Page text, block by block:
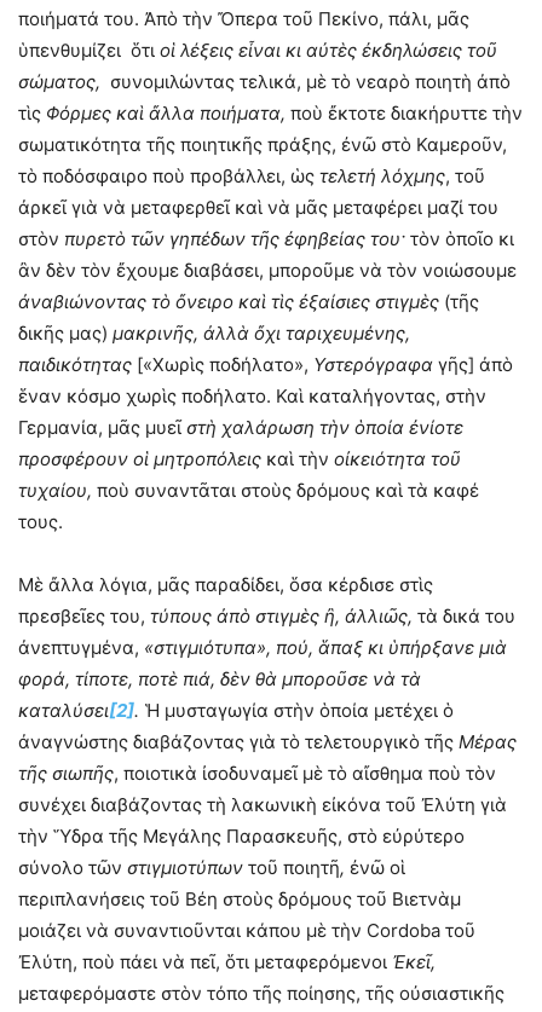
ποιήματά του. Ἀπὸ τὴν Ὄπερα τοῦ Πεκίνο, πάλι, μᾶς
ὑπενθυμίζει ὅτι οἱ λέξεις εἶναι κι αὐτὲς ἐκδηλώσεις τοῦ
σώματος, συνομιλώντας τελικά, μὲ τὸ νεαρὸ ποιητὴ ἀπὸ
τὶς Φόρμες καὶ ἄλλα ποιήματα, ποὺ ἔκτοτε διακήρυττε τὴν
σωματικότητα τῆς ποιητικῆς πράξης, ἐνῶ στὸ Καμεροῦν,
τὸ ποδόσφαιρο ποὺ προβάλλει, ὡς τελετή λόχμης, τοῦ
ἀρκεῖ γιὰ νὰ μεταφερθεῖ καὶ νὰ μᾶς μεταφέρει μαζί του
στὸν πυρετὸ τῶν γηπέδων τῆς ἐφηβείας του· τὸν ὁποῖο κι
ἂν δὲν τὸν ἔχουμε διαβάσει, μποροῦμε νὰ τὸν νοιώσουμε
ἀναβιώνοντας τὸ ὄνειρο καὶ τὶς ἐξαίσιες στιγμὲς (τῆς
δικῆς μας) μακρινῆς, ἀλλὰ ὄχι ταριχευμένης,
παιδικότητας [«Χωρὶς ποδήλατο», Υστερόγραφα γῆς] ἀπὸ
ἕναν κόσμο χωρὶς ποδήλατο. Καὶ καταλήγοντας, στὴν
Γερμανία, μᾶς μυεῖστὴ χαλάρωση τὴν ὁποία ἐνίοτε
προσφέρουν οἱ μητροπόλεις καὶ τὴν οἰκειότητα τοῦ
τυχαίου, ποὺ συναντᾶται στοὺς δρόμους καὶ τὰ καφέ
τους.
Μὲ ἄλλα λόγια, μᾶς παραδίδει, ὅσα κέρδισε στὶς
πρεσβεῖες του, τύπους ἀπὸ στιγμὲς ἢ, ἀλλιῶς, τὰ δικά του
ἀνεπτυγμένα, «στιγμιότυπα», πού, ἅπαξ κι ὑπήρξανε μιὰ
φορά, τίποτε, ποτὲ πιά, δὲν θὰ μποροῦσε νὰ τὰ
καταλύσει[2]. Ἡ μυσταγωγία στὴν ὁποία μετέχει ὁ
ἀναγνώστης διαβάζοντας γιὰ τὸ τελετουργικὸ τῆς Μέρας
τῆς σιωπῆς, ποιοτικὰ ἰσοδυναμεῖ μὲ τὸ αἴσθημα ποὺ τὸν
συνέχει διαβάζοντας τὴ λακωνικὴ εἰκόνα τοῦ Ἐλύτη γιὰ
τὴν Ὕδρα τῆς Μεγάλης Παρασκευῆς, στὸ εὐρύτερο
σύνολο τῶν στιγμιοτύπων τοῦ ποιητῆ, ἐνῶ οἱ
περιπλανήσεις τοῦ Βέη στοὺς δρόμους τοῦ Βιετνὰμ
μοιάζει νὰ συναντιοῦνται κάπου μὲ τὴν Cordoba τοῦ
Ἐλύτη, ποὺ πάει νὰ πεῖ, ὅτι μεταφερόμενοι Ἐκεῖ,
μεταφερόμαστε στὸν τόπο τῆς ποίησης, τῆς οὐσιαστικῆς